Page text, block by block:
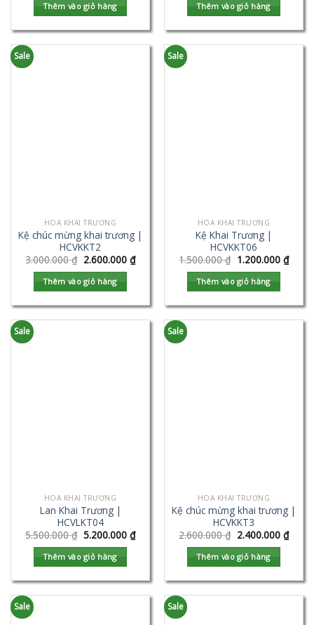
Thêm vào giỏ hàng Thêm vào giỏ hàng
Sale
HOA KHAI TRƯƠNG
Kệ chúc mừng khai trương |
HCVKKT2
3.000.000₫ 2.600.000 ₫
Thêm vào giỏ hàng
Sale
HOA KHAI TRƯƠNG
Kệ Khai Trương |
HCVKKT06
1.500.000₫ 1.200.000 ₫
Thêm vào giỏ hàng
Sale
HOA KHAI TRƯƠNG
Lan Khai Trương |
HCVLKT04
5.500.000₫ 5.200.000 ₫
Thêm vào giỏ hàng
Sale
HOA KHAI TRƯƠNG
Kệ chúc mừng khai trương |
HCVKKT3
2.600.000₫ 2.400.000 ₫
Thêm vào giỏ hàng
Sale Sale